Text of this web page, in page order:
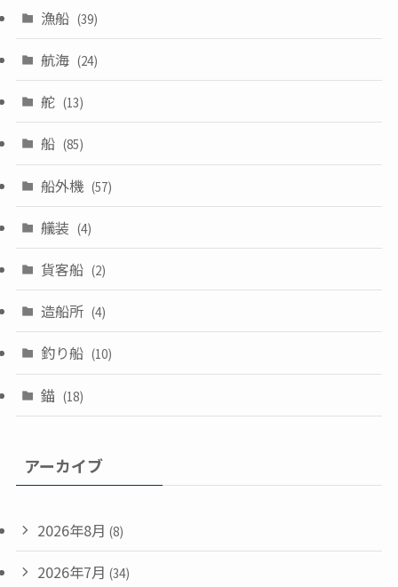
漁船 (39)
航海 (24)
舵 (13)
船 (85)
船外機 (57)
艤装 (4)
貨客船 (2)
造船所 (4)
釣り船 (10)
錨 (18)
アーカイブ
2026年8月 (8)
2026年7月 (34)